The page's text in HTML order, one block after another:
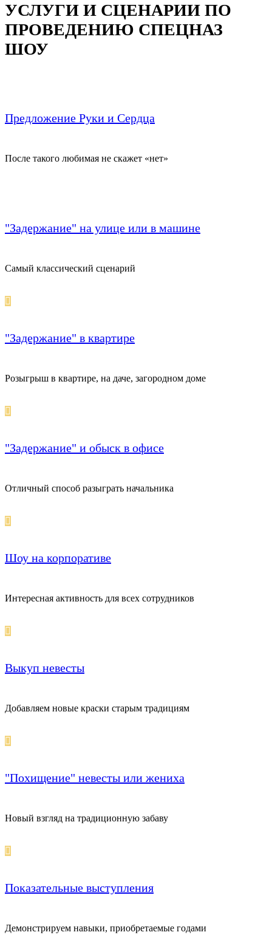
УСЛУГИ И СЦЕНАРИИ ПО
ПРОВЕДЕНИЮ СПЕЦНАЗ
ШОУ
Предложение Руки и Сердца
После такого любимая не скажет «нет»
"Задержание" на улице или в машине
Самый классический сценарий
"Задержание" в квартире
Розыгрыш в квартире, на даче, загородном доме
"Задержание" и обыск в офисе
Отличный способ разыграть начальника
Шоу на корпоративе
Интересная активность для всех сотрудников
Выкуп невесты
Добавляем новые краски старым традициям
"Похищение" невесты или жениха
Новый взгляд на традиционную забаву
Показательные выступления
Демонстрируем навыки, приобретаемые годами